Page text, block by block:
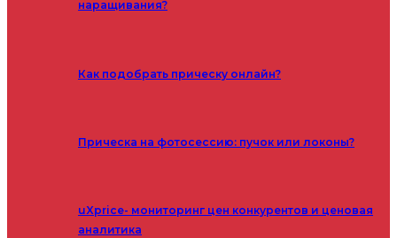
наращивания?
Как подобрать прическу онлайн?
Прическа на фотосессию: пучок или локоны?
uXprice- мониторинг цен конкурентов и ценовая
аналитика